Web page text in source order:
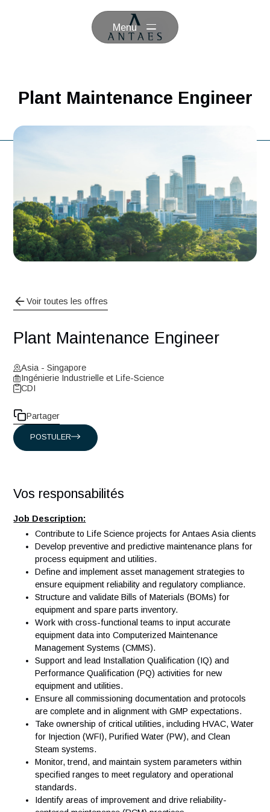
Menu
Plant Maintenance
Voir toutes les offres
Plant Maintenance Engineer
Ingénierie Industrielle et Life-Science
CDI
Vos responsabilités
Job Description:
Contribute to Life Science projects for Antaes Asia
Develop preventive and predictive maintenance plans
process equipment and utilities.
Define and implement asset management strategies
ensure equipment reliability and regulatory
Structure and validate Bills of Materials (BOMs) for
equipment and spare parts inventory.
Work with cross-functional teams to input accurate
equipment data into Computerized Maintenance
Management Systems (CMMS).
Support and lead Installation Qualification (IQ) and
Performance Qualification (PQ) activities for new
equipment and utilities.
Ensure all commissioning documentation and
are complete and in alignment with GMP expectations.
Take ownership of critical utilities, including HVAC,